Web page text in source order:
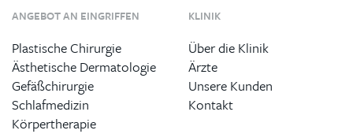
ANGEBOT AN EINGRIFFEN
Plastische Chirurgie
Ästhetische Dermatologie
Gefäßchirurgie
Schlafmedizin
Körpertherapie
KLINIK
Über die Klinik
Ärzte
Unsere Kunden
Kontakt